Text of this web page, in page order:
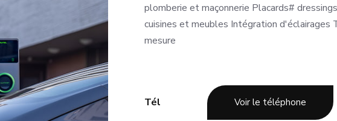
plomberie et maçonnerie Placards#
cuisines et meubles Intégration d'éclairages
mesure
Tél Voir le téléphone